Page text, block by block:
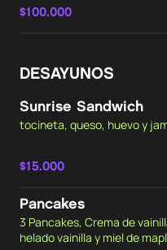
$100.000
DESAYUNOS
Sunrise Sandwich
tocineta, queso, huevo y
$15.000
Pancakes
3 Pancakes, Crema de
helado vainilla y miel de